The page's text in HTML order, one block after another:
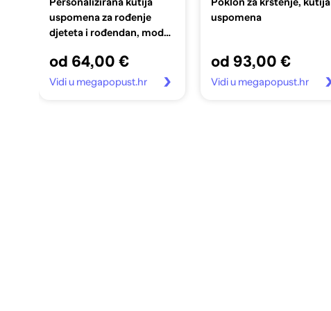
uspomena za rođenje
djeteta i rođendan, model
od 64,00 €
Vidi u megapopust.hr
uspomena
od 93,00 €
Vidi u megapopust.hr